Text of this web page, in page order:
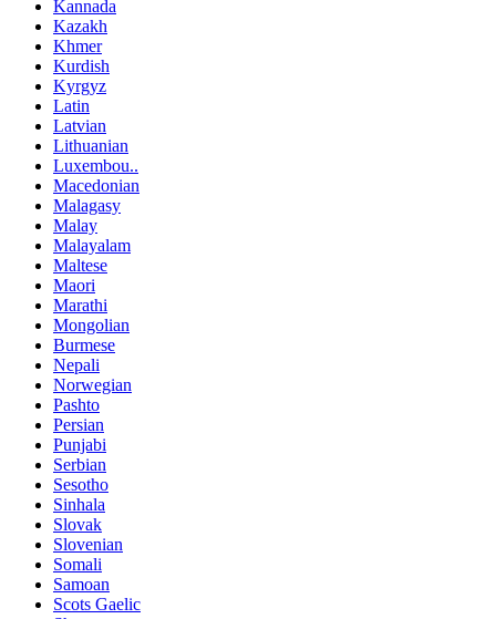
Kannada
Kazakh
Khmer
Kurdish
Kyrgyz
Latin
Latvian
Lithuanian
Luxembou..
Macedonian
Malagasy
Malay
Malayalam
Maltese
Maori
Marathi
Mongolian
Burmese
Nepali
Norwegian
Pashto
Persian
Punjabi
Serbian
Sesotho
Sinhala
Slovak
Slovenian
Somali
Samoan
Scots Gaelic